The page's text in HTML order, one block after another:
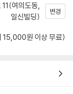
여의도동,
일신빌딩)
변경
15,000원 이상 무료)